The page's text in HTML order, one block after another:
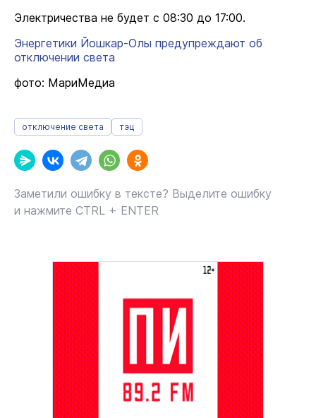
Электричества не будет с 08:30 до 17:00.
Энергетики Йошкар-Олы предупреждают об
отключении света
фото: МариМедиа
отключение света тэц
Заметили ошибку в тексте? Выделите ошибку
и нажмите CTRL + ENTER